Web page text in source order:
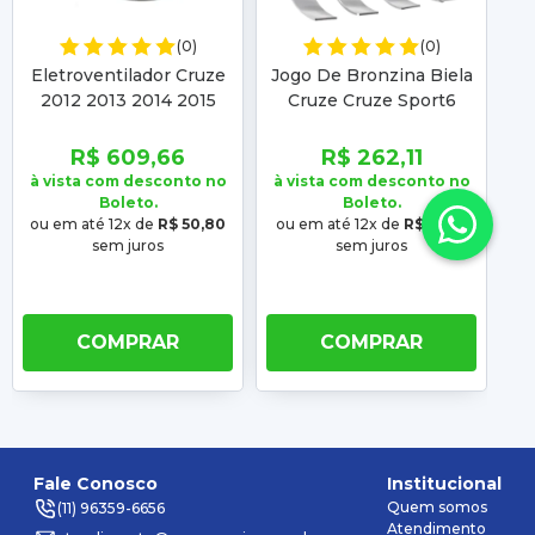
(0)
Eletroventilador Cruze
2012 2013 2014 2015
R$ 609,66
à vista com desconto no
Boleto.
ou em até 12x de R$ 50,80
sem juros
COMPRAR
(0)
Jogo De Bronzina Biela
Cruze Cruze Sport6
2014 2015 2016
R$ 262,11
à vista com desconto no
Boleto.
ou em até 12x de R$ 21,84
sem juros
COMPRAR
Fale Conosco
(11) 96359-6656
Institucional
Quem somos
Atendimento